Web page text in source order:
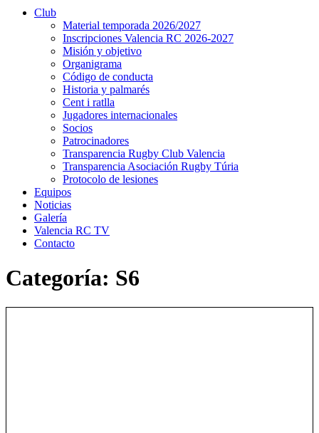
Club
Material temporada 2026/2027
Inscripciones Valencia RC 2026-2027
Misión y objetivo
Organigrama
Código de conducta
Historia y palmarés
Cent i ratlla
Jugadores internacionales
Socios
Patrocinadores
Transparencia Rugby Club Valencia
Transparencia Asociación Rugby Túria
Protocolo de lesiones
Equipos
Noticias
Galería
Valencia RC TV
Contacto
Categoría: S6